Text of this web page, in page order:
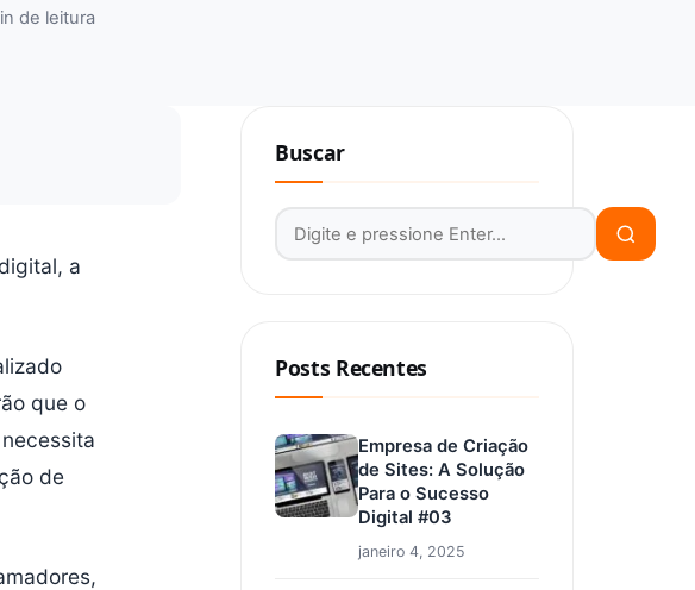
de leitura
a
que o
de
Buscar
Buscar por:
Posts Recentes
Empresa de Criação
de Sites: A Solução
Para o Sucesso
Digital #03
janeiro 4, 2025